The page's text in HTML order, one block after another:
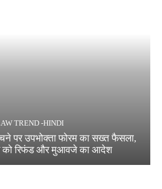
TREND -HINDI
पर उपभोक्ता फोरम का सख्त फैसला,
को रिफंड और मुआवजे का आदेश